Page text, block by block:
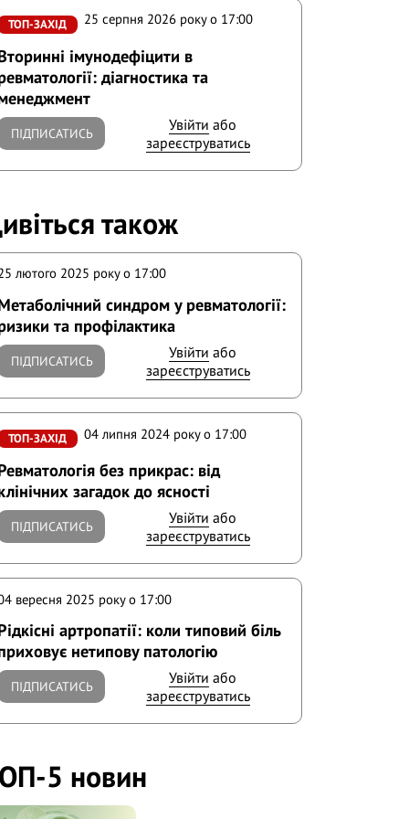
ТОП-ЗАХІД 25 серпня 2026 року o 17:00
імунодефіцити в
діагностика та
ПІДПИСАТИСЬ Увійти або
зареєструватись
також
лютого 2025 року o 17:00
синдром у ревматології:
та профілактика
ПІДПИСАТИСЬ Увійти або
зареєструватись
ТОП-ЗАХІД 04 липня 2024 року o 17:00
без прикрас: від
загадок до ясності
ПІДПИСАТИСЬ Увійти або
зареєструватись
вересня 2025 року o 17:00
артропатії: коли типовий біль
нетипову патологію
ПІДПИСАТИСЬ Увійти або
зареєструватись
5 новин